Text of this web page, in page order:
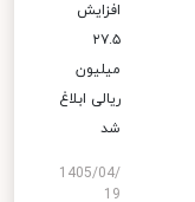
افزایش
۲۷.۵
میلیون
ریالی ابلاغ
شد
1405/04/
19